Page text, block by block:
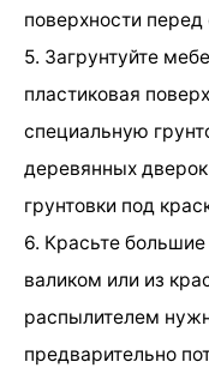
поверхности
5. Загрунтуйте
пластиковая
специальную
деревянных
грунтовки под
6. Красьте
валиком или из
распылителем
предварительно